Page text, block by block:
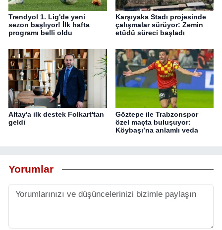
Trendyol 1. Lig'de yeni
sezon başlıyor! İlk hafta
programı belli oldu
Karşıyaka Stadı projesinde
çalışmalar sürüyor: Zemin
etüdü süreci başladı
Altay'a ilk destek Folkart'tan
geldi
Göztepe ile Trabzonspor
özel maçta buluşuyor:
Köybaşı’na anlamlı veda
Yorumlar